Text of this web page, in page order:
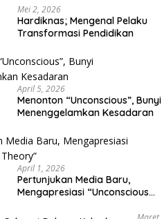
Mei 2, 2026
Hardiknas; Mengenal Pelaku
Transformasi Pendidikan
April 5, 2026
Menonton “Unconscious”, Bunyi
Menenggelamkan Kesadaran
April 1, 2026
Pertunjukan Media Baru,
Mengapresiasi “Unconscious